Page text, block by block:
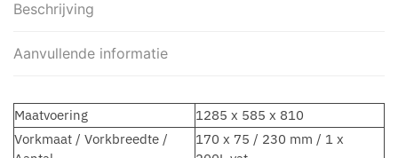
Beschrijving
Aanvullende informatie
Maatvoering
1285 x 585 x 810
Vorkmaat / Vorkbreedte /
170 x 75 / 230 mm / 1 x